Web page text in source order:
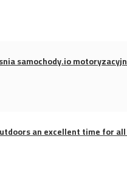
samochody.io
an excellent time for